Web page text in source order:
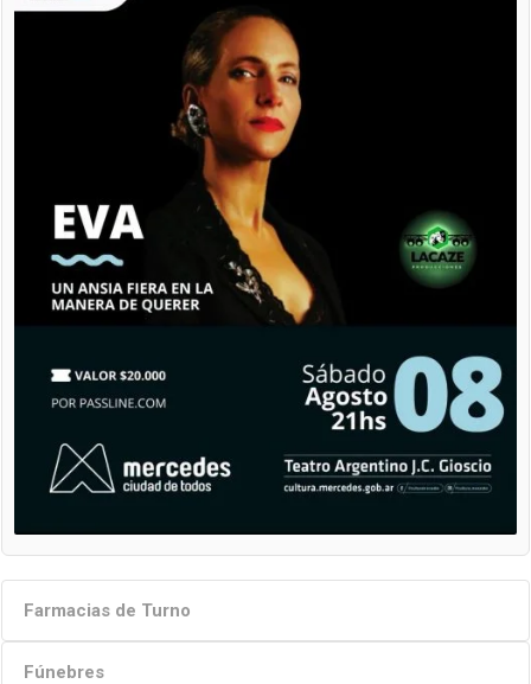
Farmacias de Turno
Fúnebres